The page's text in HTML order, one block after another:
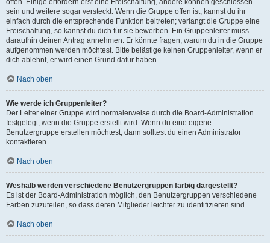
offen. Einige erfordern erst eine Freischaltung, andere können geschlossen
sein und weitere sogar versteckt. Wenn die Gruppe offen ist, kannst du ihr
einfach durch die entsprechende Funktion beitreten; verlangt die Gruppe eine
Freischaltung, so kannst du dich für sie bewerben. Ein Gruppenleiter muss
daraufhin deinen Antrag annehmen. Er könnte fragen, warum du in die Gruppe
aufgenommen werden möchtest. Bitte belästige keinen Gruppenleiter, wenn er
dich ablehnt, er wird einen Grund dafür haben.
Nach oben
Wie werde ich Gruppenleiter?
Der Leiter einer Gruppe wird normalerweise durch die Board-Administration
festgelegt, wenn die Gruppe erstellt wird. Wenn du eine eigene
Benutzergruppe erstellen möchtest, dann solltest du einen Administrator
kontaktieren.
Nach oben
Weshalb werden verschiedene Benutzergruppen farbig dargestellt?
Es ist der Board-Administration möglich, den Benutzergruppen verschiedene
Farben zuzuteilen, so dass deren Mitglieder leichter zu identifizieren sind.
Nach oben